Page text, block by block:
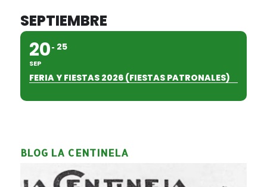
SEPTIEMBRE
20
SEP
25
FERIA Y FIESTAS 2026 (FIESTAS PATRONALES)
BLOG LA CENTINELA